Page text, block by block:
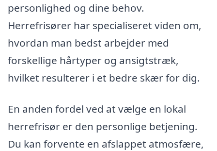
personlighed og dine behov.
Herrefrisører har specialiseret viden om,
hvordan man bedst arbejder med
forskellige hårtyper og ansigtstræk,
hvilket resulterer i et bedre skær for dig.
En anden fordel ved at vælge en lokal
herrefrisør er den personlige betjening.
Du kan forvente en afslappet atmosfære,